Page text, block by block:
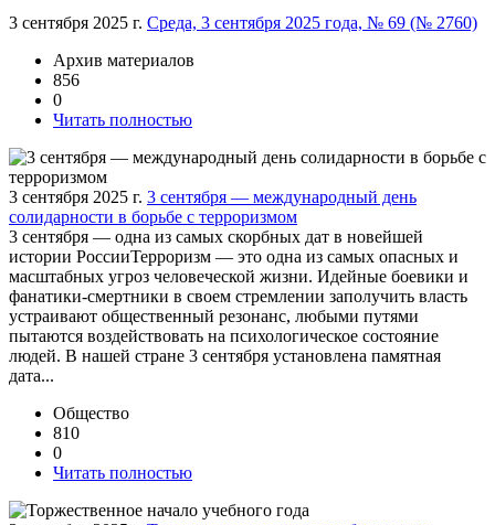
3 сентября 2025 г. Среда, 3 сентября 2025 года, № 69 (№ 2760)
Архив материалов
856
0
Читать полностью
3 сентября 2025 г. 3 сентября — международный день
солидарности в борьбе с терроризмом
3 сентября — одна из самых скорбных дат в новейшей
истории РоссииТерроризм — это одна из самых опасных и
масштабных угроз человеческой жизни. Идейные боевики и
фанатики-смертники в своем стремлении заполучить власть
устраивают общественный резонанс, любыми путями
пытаются воздействовать на психологическое состояние
людей. В нашей стране 3 сентября установлена памятная
дата...
Общество
810
0
Читать полностью